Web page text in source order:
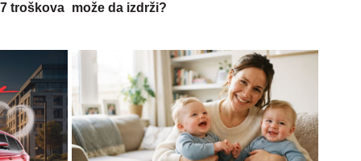
troškova
može da izdrži?